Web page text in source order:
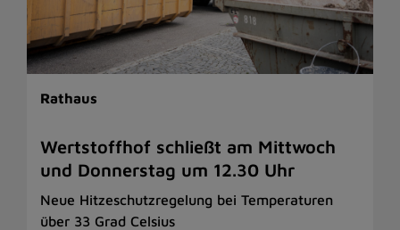
Rathaus
Wertstoffhof schließt am Mittwoch
und Donnerstag um 12.30 Uhr
Neue Hitzeschutzregelung bei Temperaturen
über 33 Grad Celsius